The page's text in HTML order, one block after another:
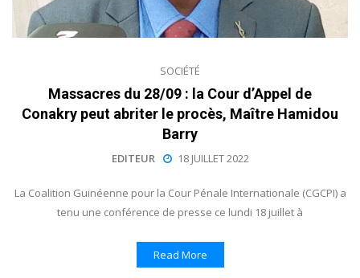
SOCIÉTÉ
Massacres du 28/09 : la Cour d’Appel de
Conakry peut abriter le procès, Maître Hamidou
Barry
EDITEUR 18 JUILLET 2022
La Coalition Guinéenne pour la Cour Pénale Internationale (CGCPI) a
tenu une conférence de presse ce lundi 18 juillet à
Read More